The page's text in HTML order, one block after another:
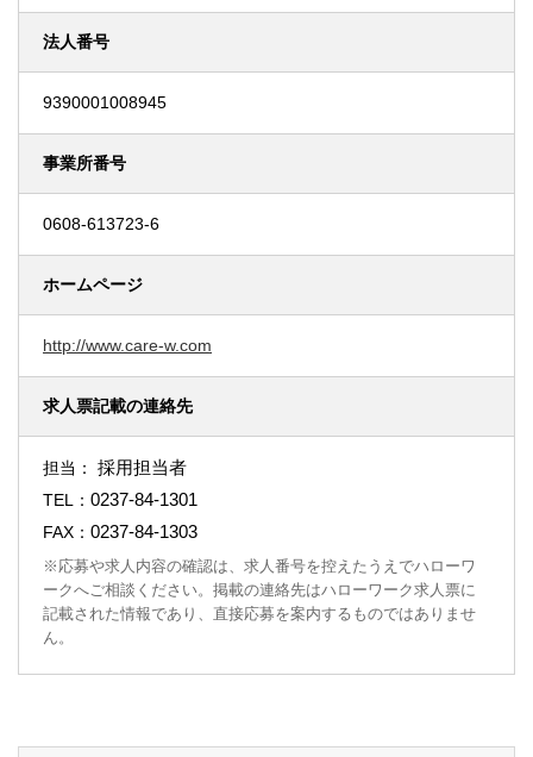
法人番号
9390001008945
事業所番号
0608-613723-6
ホームページ
http://www.care-w.com
求人票記載の連絡先
担当： 採用担当者
TEL： 0237-84-1301
FAX： 0237-84-1303
※応募や求人内容の確認は、求人番号を控えたうえでハローワ
ークへご相談ください。掲載の連絡先はハローワーク求人票に
記載された情報であり、直接応募を案内するものではありませ
ん。